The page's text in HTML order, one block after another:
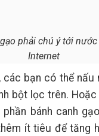
phải chú ý tới
Internet
các bạn có thể
bột lọc trên.
bánh canh
ít tiêu để tăng